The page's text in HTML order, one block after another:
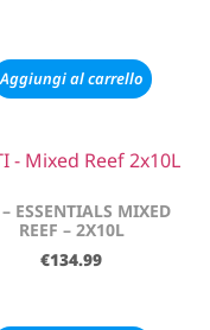
Aggiungi al carrello
ESSENTIALS MIXED
REEF – 2X10L
€134.99